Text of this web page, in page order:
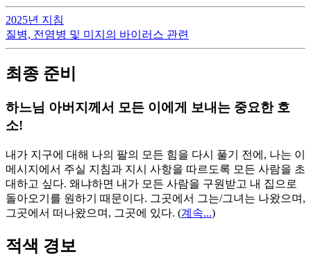
2025년 지침
질병, 전염병 및 미지의 바이러스 관련
최종 준비
하느님 아버지께서 모든 이에게 보내는 중요한 호
소!
내가 지구에 대해 나의 팔의 모든 힘을 다시 풀기 전에, 나는 이
메시지에서 주실 지침과 지시 사항을 따르도록 모든 사람을 초
대하고 싶다. 왜냐하면 내가 모든 사람을 구원받고 내 집으로
돌아오기를 원하기 때문이다. 그곳에서 그는/그녀는 나왔으며,
그곳에서 떠나왔으며, 그곳에 있다. (계속...)
적색 경보